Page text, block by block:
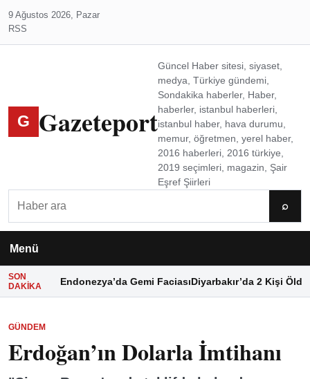
9 Ağustos 2026, Pazar
RSS
G Gazeteport
Güncel Haber sitesi, siyaset,
medya, Türkiye gündemi,
Sondakika haberler, Haber,
haberler, istanbul haberleri,
istanbul haber, hava durumu,
memur, öğretmen, yerel haber,
2016 haberleri, 2016 türkiye,
2019 seçimleri, magazin, Şair
Eşref Şiirleri
⌕
Menü
SON
DAKIKA
Endonezya’da Gemi FaciasıDiyarbakır’da 2 Kişi Öldü
GÜNDEM
Erdoğan’ın Dolarla İmtihanı